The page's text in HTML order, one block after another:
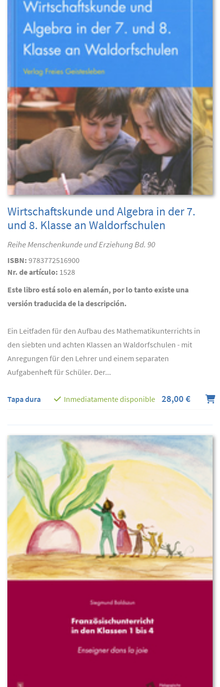
Wirtschaftskunde und Algebra in der 7.
und 8. Klasse an Waldorfschulen
Reihe Menschenkunde und Erziehung Bd. 90
ISBN: 9783772516900
Nr. de artículo: 1528
Este libro está solo en alemán, por lo tanto existe una
versión traducida de la descripción.
Ein Leitfaden für den Aufbau des Mathematikunterrichts in
den siebten und achten Klassen an Waldorfschulen - mit
Anregungen für den Lehrer und einem separaten
Aufgabenheft für Schüler. Der...
Tapa dura Inmediatamente disponible 28,00 €